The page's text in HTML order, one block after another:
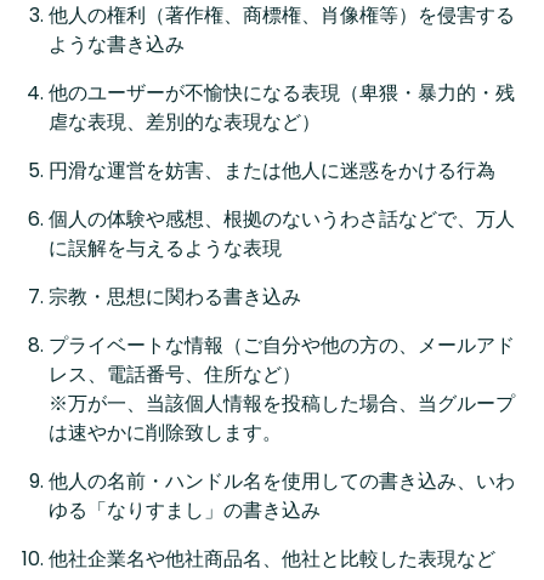
他人の権利（著作権、商標権、肖像権等）を侵害する
ような書き込み
他のユーザーが不愉快になる表現（卑猥・暴力的・残
虐な表現、差別的な表現など）
円滑な運営を妨害、または他人に迷惑をかける行為
個人の体験や感想、根拠のないうわさ話などで、万人
に誤解を与えるような表現
宗教・思想に関わる書き込み
プライベートな情報（ご自分や他の方の、メールアド
レス、電話番号、住所など）
※万が一、当該個人情報を投稿した場合、当グループ
は速やかに削除致します。
他人の名前・ハンドル名を使用しての書き込み、いわ
ゆる「なりすまし」の書き込み
他社企業名や他社商品名、他社と比較した表現など